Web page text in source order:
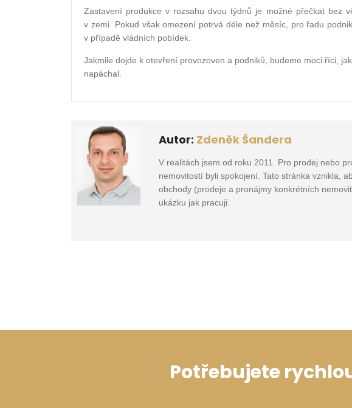
Zastavení produkce v rozsahu dvou týdnů je možné přečkat bez
v zemi. Pokud však omezení potrvá déle než měsíc, pro řadu
v případě vládních pobídek.
Jakmile dojde k otevření provozoven a podniků, budeme moci říci,
napáchal.
Autor: Zdeněk Šandera
V realitách jsem od roku 2011. Pro prodej nebo
nemovitostí byli spokojení. Tato stránka vznikla,
obchody (prodeje a pronájmy konkrétních
ukázku jak pracuji.
Potřebujete